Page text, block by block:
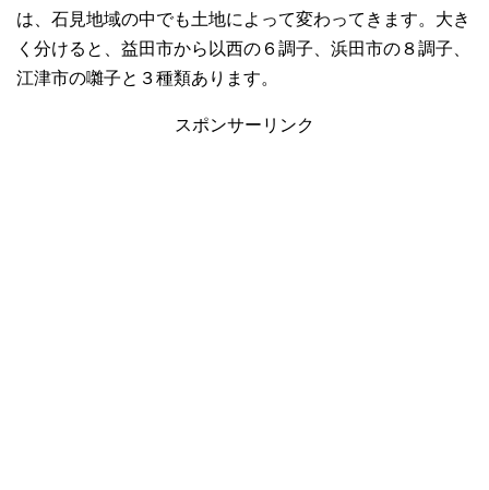
は、石見地域の中でも土地によって変わってきます。大き
く分けると、益田市から以西の６調子、浜田市の８調子、
江津市の囃子と３種類あります。
スポンサーリンク